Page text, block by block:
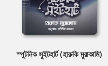
স্পুটনিক সুইটহার্ট (হারুকি মুরাকামি)